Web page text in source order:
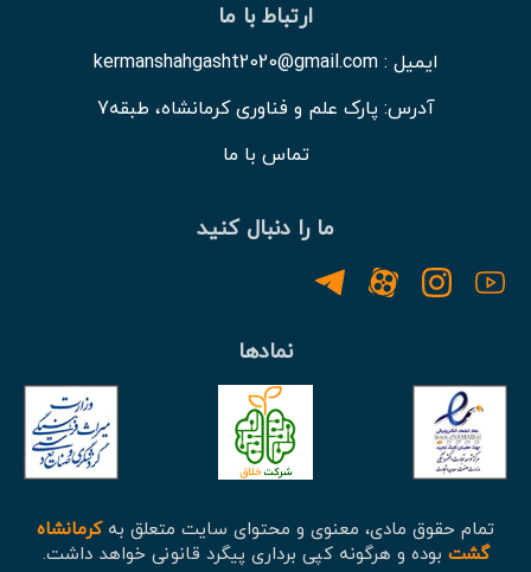
ارتباط با ما
ایمیل : kermanshahgasht2020@gmail.com
آدرس: پارک علم و فناوری کرمانشاه، طبقه7
تماس با ما
ما را دنبال کنید
نمادها
تمام حقوق مادی، معنوی و محتوای سایت متعلق بهکرمانشاه
گشت بوده و هرگونه کپی برداری پیگرد قانونی خواهد داشت.